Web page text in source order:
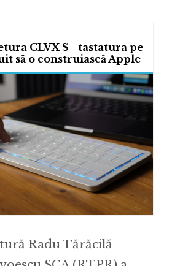
CLVX S - tastatura pe
să o construiască Apple
Radu Tărăcilă